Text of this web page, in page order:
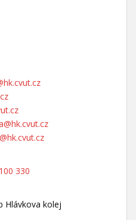
330
Hlávkova kolej